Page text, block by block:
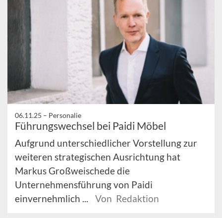
06.11.25 – Personalie
Führungswechsel bei Paidi Möbel
Aufgrund unterschiedlicher Vorstellung zur
weiteren strategischen Ausrichtung hat
Markus Großweischede die
Unternehmensführung von Paidi
einvernehmlich ...
Von Redaktion